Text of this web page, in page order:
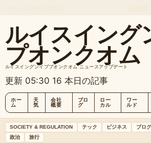
ルイスイング
プオンクオム
ルイスイングンイププオンクオム ニュースアップデート
更新 05:30 16 本日の記事
ホー
ム
天
気
会社
概要
ブロ
グ
ロー
カル
ワー
ルド
SOCIETY & REGULATION テック ビジネス ブログ
政治
旅行